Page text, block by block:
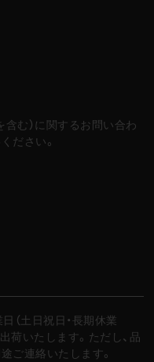
含む）に関するお問い合わ
ださい。
（土日祝日・長期休業
出荷いたします。ただし、品
ご連絡いたします。